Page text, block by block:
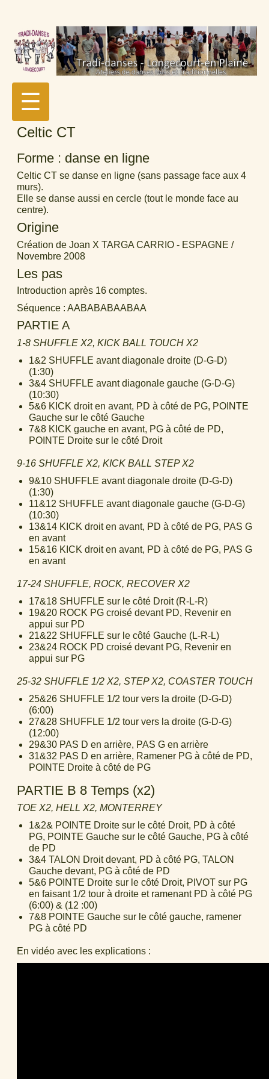
☰
Celtic CT
Forme : danse en ligne
Celtic CT se danse en ligne (sans passage face aux 4
murs).
Elle se danse aussi en cercle (tout le monde face au
centre).
Origine
Création de Joan X TARGA CARRIO - ESPAGNE /
Novembre 2008
Les pas
Introduction après 16 comptes.
Séquence : AABABABAABAA
PARTIE A
1-8 SHUFFLE X2, KICK BALL TOUCH X2
1&2 SHUFFLE avant diagonale droite (D-G-D)
(1:30)
3&4 SHUFFLE avant diagonale gauche (G-D-G)
(10:30)
5&6 KICK droit en avant, PD à côté de PG, POINTE
Gauche sur le côté Gauche
7&8 KICK gauche en avant, PG à côté de PD,
POINTE Droite sur le côté Droit
9-16 SHUFFLE X2, KICK BALL STEP X2
9&10 SHUFFLE avant diagonale droite (D-G-D)
(1:30)
11&12 SHUFFLE avant diagonale gauche (G-D-G)
(10:30)
13&14 KICK droit en avant, PD à côté de PG, PAS G
en avant
15&16 KICK droit en avant, PD à côté de PG, PAS G
en avant
17-24 SHUFFLE, ROCK, RECOVER X2
17&18 SHUFFLE sur le côté Droit (R-L-R)
19&20 ROCK PG croisé devant PD, Revenir en
appui sur PD
21&22 SHUFFLE sur le côté Gauche (L-R-L)
23&24 ROCK PD croisé devant PG, Revenir en
appui sur PG
25-32 SHUFFLE 1/2 X2, STEP X2, COASTER TOUCH
25&26 SHUFFLE 1/2 tour vers la droite (D-G-D)
(6:00)
27&28 SHUFFLE 1/2 tour vers la droite (G-D-G)
(12:00)
29&30 PAS D en arrière, PAS G en arrière
31&32 PAS D en arrière, Ramener PG à côté de PD,
POINTE Droite à côté de PG
PARTIE B 8 Temps (x2)
TOE X2, HELL X2, MONTERREY
1&2& POINTE Droite sur le côté Droit, PD à côté
PG, POINTE Gauche sur le côté Gauche, PG à côté
de PD
3&4 TALON Droit devant, PD à côté PG, TALON
Gauche devant, PG à côté de PD
5&6 POINTE Droite sur le côté Droit, PIVOT sur PG
en faisant 1/2 tour à droite et ramenant PD à côté PG
(6:00) & (12 :00)
7&8 POINTE Gauche sur le côté gauche, ramener
PG à côté PD
En vidéo avec les explications :